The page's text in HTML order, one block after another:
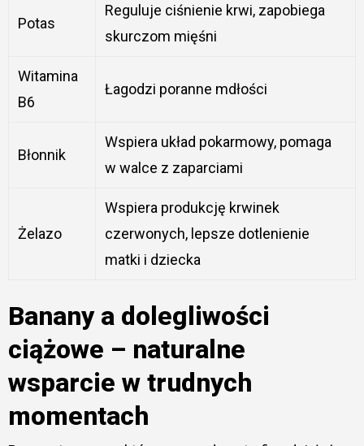
Potas
Reguluje ciśnienie krwi, zapobiega
skurczom mięśni
Witamina
B6
Łagodzi poranne mdłości
Błonnik
Wspiera układ pokarmowy, pomaga
w walce z zaparciami
Żelazo
Wspiera produkcję krwinek
czerwonych, lepsze dotlenienie
matki i dziecka
Banany a dolegliwości
ciążowe – naturalne
wsparcie w trudnych
momentach